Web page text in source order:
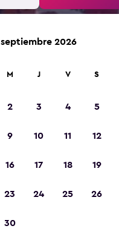
septiembre 2026
M J V S
2 3 4 5
9 10 11 12
16 17 18 19
23 24 25 26
30